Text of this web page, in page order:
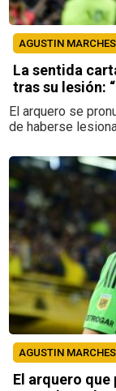
AGUSTIN
La sentida
tras su lesión:
El arquero se
de haberse
AGUSTIN
El arquero